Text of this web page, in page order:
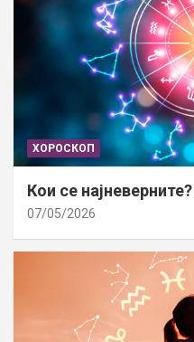
ХОРОСКОП
Кои се најневерните?
07/05/2026